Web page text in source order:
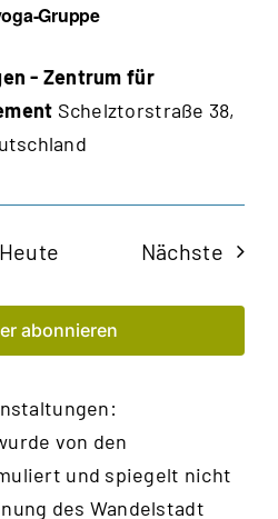
Gruppe
- Zentrum für
Schelztorstraße 38,
Heute Nächste
abonnieren
von den
und spiegelt nicht
des Wandelstadt